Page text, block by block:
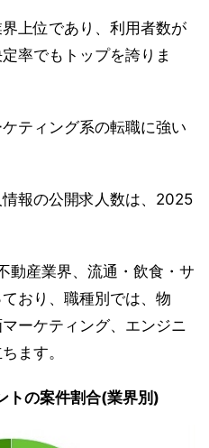
上位であり、利用者数が
率でもトップを誇りま
ティング系の転職に強い
報の公開求人数は、2025
動産業界、流通・飲食・サ
おり、職種別では、物
ーケティング、エンジニ
ます。
トの案件割合(業界別)